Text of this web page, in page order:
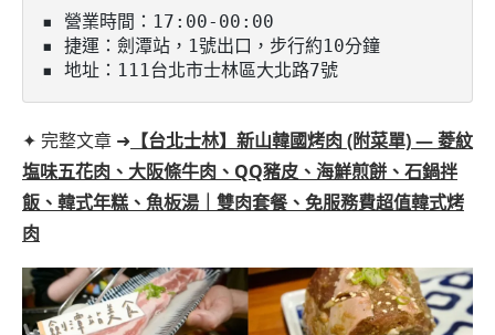
▪️ 營業時間：17:00-00:00
▪️ 捷運：劍潭站，1號出口，步行約10分鐘
▪️ 地址：111台北市士林區大北路7號
✦ 完整文章 ➜ 【台北士林】新山韓國烤肉 (附菜單) — 菱紋
塩味五花肉、大阪條牛肉、QQ豬皮、海鮮煎餅、石鍋拌
飯、韓式年糕、魚板湯｜雙肉套餐、免服務費超值韓式烤
肉